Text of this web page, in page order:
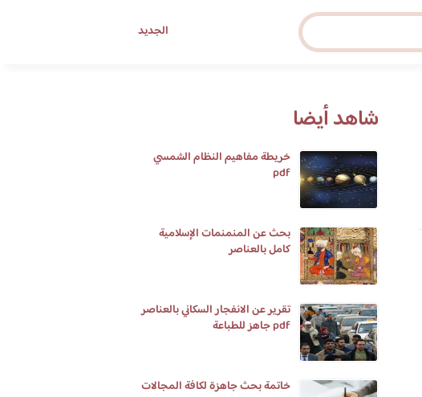
الجديد
شاهد أيضا
خريطة مفاهيم النظام الشمسي
pdf
بحث عن المنمنمات الإسلامية
كامل بالعناصر
تقرير عن الانفجار السكاني بالعناصر
pdf جاهز للطباعة
خاتمة بحث جاهزة لكافة المجالات